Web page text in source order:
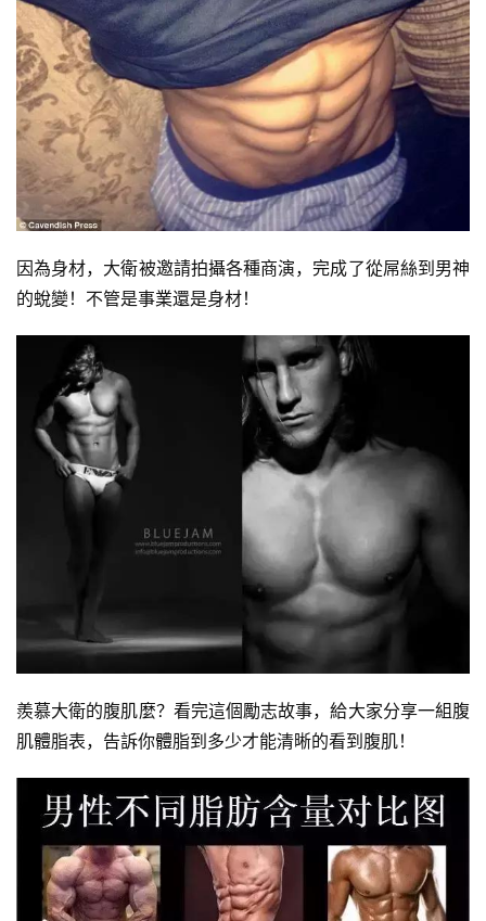
因為身材，大衛被邀請拍攝各種商演，完成了從屌絲到男神
的蛻變！不管是事業還是身材！
羨慕大衛的腹肌麼？看完這個勵志故事，給大家分享一組腹
肌體脂表，告訴你體脂到多少才能清晰的看到腹肌！